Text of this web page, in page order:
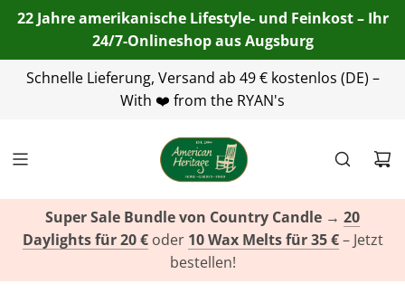
22 Jahre amerikanische Lifestyle- und Feinkost – Ihr
24/7-Onlineshop aus Augsburg
Schnelle Lieferung, Versand ab 49 € kostenlos (DE) –
With ❤️ from the RYAN's
+49(0)821 455 254 00
info@american-
heritage.de
+49(0)151 116 719 10
Super Sale Bundle von Country Candle → 20
Daylights für 20 €oder 10 Wax Melts für 35 €– Jetzt
bestellen!